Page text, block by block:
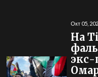
Окт 05,
На
экс-